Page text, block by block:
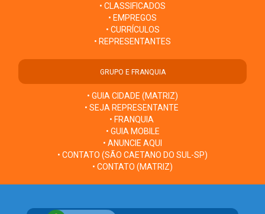
• CLASSIFICADOS
• EMPREGOS
• CURRÍCULOS
• REPRESENTANTES
GRUPO E FRANQUIA
• GUIA CIDADE (MATRIZ)
• SEJA REPRESENTANTE
• FRANQUIA
• GUIA MOBILE
• ANUNCIE AQUI
• CONTATO (SÃO CAETANO DO SUL-SP)
• CONTATO (MATRIZ)